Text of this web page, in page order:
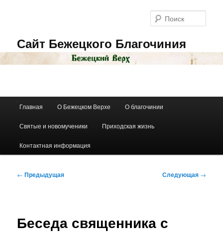
Сайт Бежецкого Благочиния
Главная О Бежецком Верхе О благочинии
Святые и новомученики Приходская жизнь
Контактная информация
Навигация
← Предыдущая Следующая →
Беседа священника с